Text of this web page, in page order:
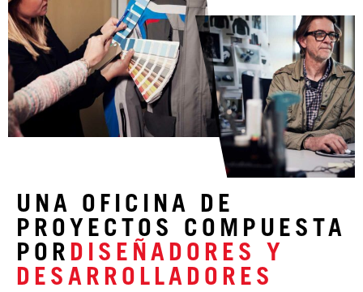
UNA OFICINA DE
PROYECTOS COMPUESTA
POR DISEÑADORES Y
DESARROLLADORES